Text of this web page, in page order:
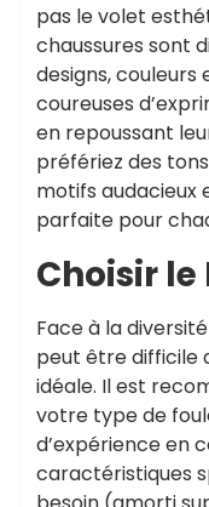
pas le volet
chaussures sont
designs,
coureuses
en repoussant
préfériez des
motifs audacieux
parfaite pour
Choisir le
Face à la
peut être difficile
idéale. Il est
votre type de
d’expérience en
caractéristiques